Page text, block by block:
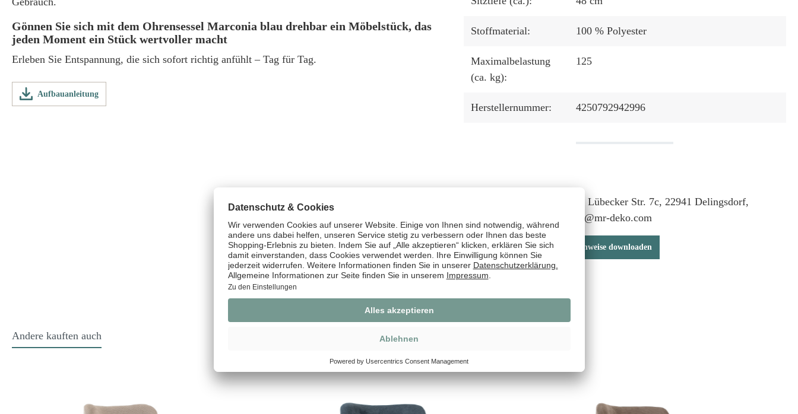
Gönnen Sie sich mit dem Ohrensessel Marconia blau drehbar ein Möbelstück, das
jeden Moment ein Stück wertvoller macht
Erleben Sie Entspannung, die sich sofort richtig anfühlt – Tag für Tag.
Aufbauanleitung
Stoffmaterial: 100 % Polyester
Maximalbelastung
(ca. kg):
125
Herstellernummer: 4250792942996
Hersteller: Mr. Deko, Lübecker Str. 7c, 22941 Delingsdorf,
Deutschland, verkauf@mr-deko.com
Pflege- & Sicherheitshinweise downloaden
Andere kauften auch